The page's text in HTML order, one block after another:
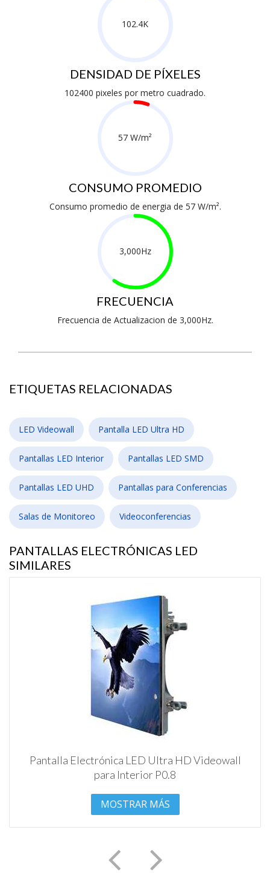
102.4K
DENSIDAD DE PÍXELES
102400 pixeles por metro cuadrado.
57 W/m²
CONSUMO PROMEDIO
Consumo promedio de energia de 57 W/m².
3,000Hz
FRECUENCIA
Frecuencia de Actualizacion de 3,000Hz.
ETIQUETAS RELACIONADAS
LED Videowall Pantalla LED Ultra HD
Pantallas LED Interior Pantallas LED SMD
Pantallas LED UHD Pantallas para Conferencias
Salas de Monitoreo Videoconferencias
PANTALLAS ELECTRÓNICAS LED
SIMILARES
Pantalla Electrónica LED Ultra HD Videowall
para Interior P0.8
MOSTRAR MÁS